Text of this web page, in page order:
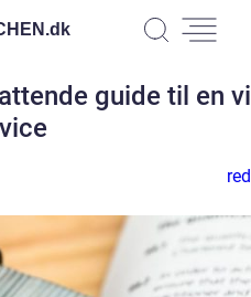
dk
guide til en